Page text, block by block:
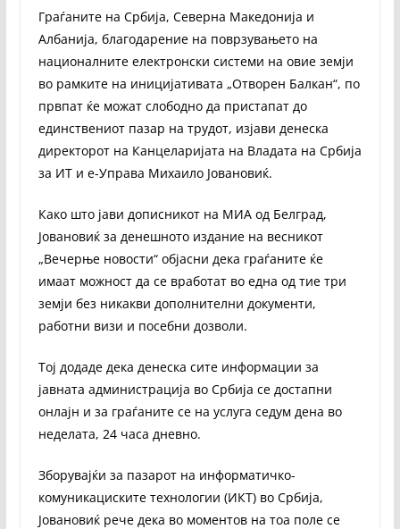
Граѓаните на Србија, Северна Македонија и
Албанија, благодарение на поврзувањето на
националните електронски системи на овие земји
во рамките на иницијативата „Отворен Балкан“, по
првпат ќе можат слободно да пристапат до
единствениот пазар на трудот, изјави денеска
директорот на Канцеларијата на Владата на Србија
за ИТ и е-Управа Михаило Јовановиќ.
Како што јави дописникот на МИА од Белград,
Јовановиќ за денешното издание на весникот
„Вечерње новости“ објасни дека граѓаните ќе
имаат можност да се вработат во една од тие три
земји без никакви дополнителни документи,
работни визи и посебни дозволи.
Тој додаде дека денеска сите информации за
јавната администрација во Србија се достапни
онлајн и за граѓаните се на услуга седум дена во
неделата, 24 часа дневно.
Зборувајќи за пазарот на информатичко-
комуникациските технологии (ИКТ) во Србија,
Јовановиќ рече дека во моментов на тоа поле се